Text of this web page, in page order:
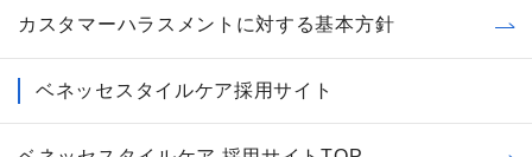
カスタマーハラスメントに対する基本方針
ベネッセスタイルケア採用サイト